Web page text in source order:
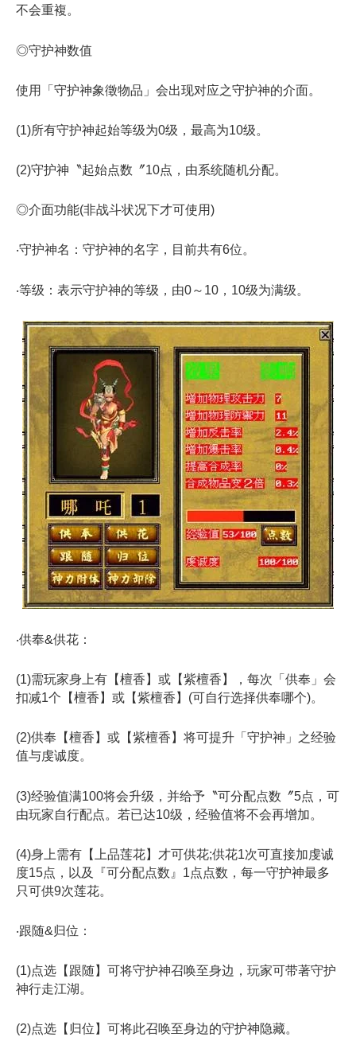
不会重複。
◎守护神数值
使用「守护神象徵物品」会出现对应之守护神的介面。
(1)所有守护神起始等级为0级，最高为10级。
(2)守护神〝起始点数〞10点，由系统随机分配。
◎介面功能(非战斗状况下才可使用)
‧守护神名：守护神的名字，目前共有6位。
‧等级：表示守护神的等级，由0～10，10级为满级。
‧供奉&供花：
(1)需玩家身上有【檀香】或【紫檀香】，每次「供奉」会
扣减1个【檀香】或【紫檀香】(可自行选择供奉哪个)。
(2)供奉【檀香】或【紫檀香】将可提升「守护神」之经验
值与虔诚度。
(3)经验值满100将会升级，并给予〝可分配点数〞5点，可
由玩家自行配点。若已达10级，经验值将不会再增加。
(4)身上需有【上品莲花】才可供花;供花1次可直接加虔诚
度15点，以及『可分配点数』1点点数，每一守护神最多
只可供9次莲花。
‧跟随&归位：
(1)点选【跟随】可将守护神召唤至身边，玩家可带著守护
神行走江湖。
(2)点选【归位】可将此召唤至身边的守护神隐藏。